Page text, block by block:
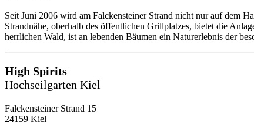
Seit Juni 2006 wird am Falckensteiner Strand nicht nur auf dem
Strandnähe, oberhalb des öffentlichen Grillplatzes, bietet die
herrlichen Wald, ist an lebenden Bäumen ein Naturerlebnis der
High Spirits
Hochseilgarten Kiel
Falckensteiner Strand 15
24159 Kiel